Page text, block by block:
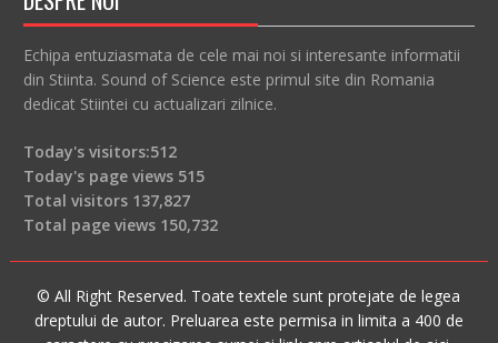
Echipa entuziasmata de cele mai noi si interesante informatii
din Stiinta. Sound of Science este primul site din Romania
dedicat Stiintei cu actualizari zilnice.
Today's visitors:512
Today's page views 515
Total visitors 137,827
Total page views 150,732
© All Right Reserved. Toate textele sunt protejate de legea
dreptului de autor. Preluarea este permisa in limita a 400 de